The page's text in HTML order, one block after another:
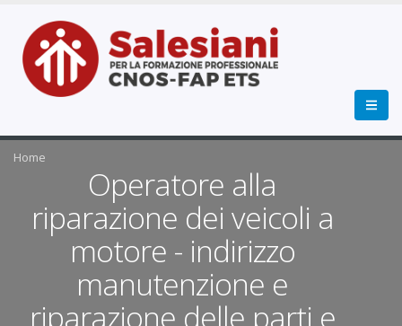
Home
Operatore alla
riparazione dei veicoli a
motore - indirizzo
manutenzione e
riparazione delle parti e